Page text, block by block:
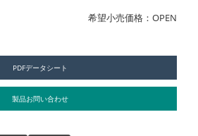
希望小売価格：OPEN
PDFデータシート
製品お問い合わせ